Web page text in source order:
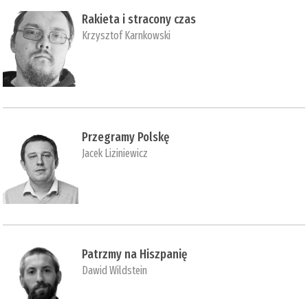
Rakieta i stracony czas
Krzysztof Karnkowski
Przegramy Polskę
Jacek Liziniewicz
Patrzmy na Hiszpanię
Dawid Wildstein